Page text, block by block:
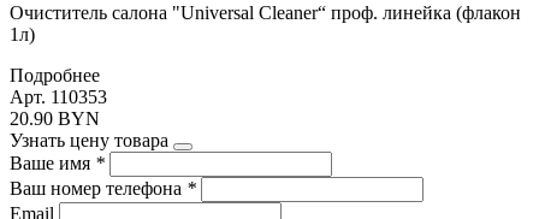
Очиститель салона "Universal Cleaner“ проф. линейка (флакон
1л)
Подробнее
Арт. 110353
20.90 BYN
Узнать цену товара
Ваше имя *
Ваш номер телефона *
Email